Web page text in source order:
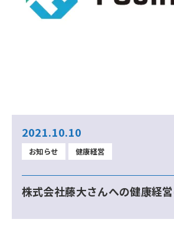
2021.10.10
お知らせ 健康経営
株式会社藤大さんへの健康経